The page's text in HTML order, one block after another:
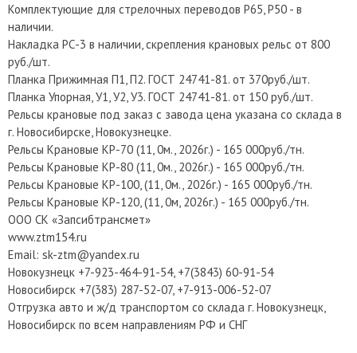
Комплектующие для стрелочных переводов Р65, Р50 - в
наличии.
Накладка РС-3 в наличии, скрепления крановых рельс от 800
руб./шт.
Планка Прижимная П1, П2. ГОСТ 24741-81. от 370руб./шт.
Планка Упорная, У1, У2, У3. ГОСТ 24741-81. от 150 руб./шт.
Рельсы крановые под заказ с завода цена указана со склада в
г. Новосибирске, Новокузнецке.
Рельсы Крановые КР-70 (11, 0м., 2026г.) - 165 000руб./тн.
Рельсы Крановые КР-80 (11, 0м., 2026г.) - 165 000руб./тн.
Рельсы Крановые КР-100, (11, 0м., 2026г.) - 165 000руб./тн.
Рельсы Крановые КР-120, (11, 0м, 2026г.) - 165 000руб./тн.
ООО СК «Запсибтрансмет»
www.ztm154.ru
Email: sk-ztm@yandex.ru
Новокузнецк +7-923-464-91-54, +7(3843) 60-91-54
Новосибирск +7(383) 287-52-07, +7-913-006-52-07
Отгрузка авто и ж/д транспортом со склада г. Новокузнецк,
Новосибирск по всем направлениям РФ и СНГ